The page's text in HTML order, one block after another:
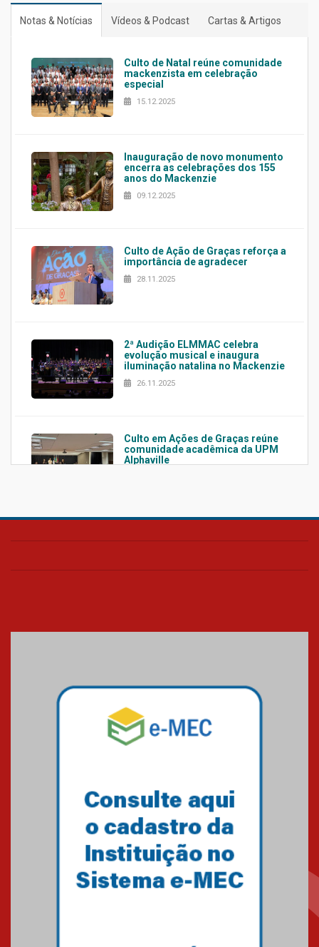
Notas & Notícias Vídeos & Podcast Cartas & Artigos
Culto de Natal reúne comunidade
mackenzista em celebração
especial
15.12.2025
Inauguração de novo monumento
encerra as celebrações dos 155
anos do Mackenzie
09.12.2025
Culto de Ação de Graças reforça a
importância de agradecer
28.11.2025
2ª Audição ELMMAC celebra
evolução musical e inaugura
iluminação natalina no Mackenzie
26.11.2025
Culto em Ações de Graças reúne
comunidade acadêmica da UPM
Alphaville
celebra o legado de Sérgio
12.11.2025
MACK+Inclusão reforça missão
cristã de acolher e educar com
propósito
Culto em Ações de Graças ao Dia
do Mackenzista abre celebrações
21.10.2025